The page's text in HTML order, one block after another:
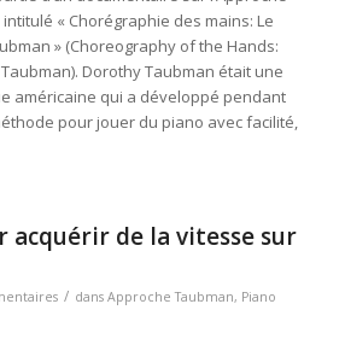
« Chorégraphie des mains: Le
» (Choreography of the Hands:
Dorothy Taubman était une
américaine qui a développé pendant
pour jouer du piano avec facilité,
acquérir de la vitesse sur
/ dans Approche Taubman, Piano